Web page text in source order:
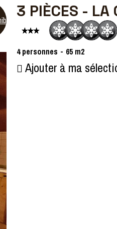
3 PIÈCES - LA
4 personnes 65 m2
Ajouter à ma